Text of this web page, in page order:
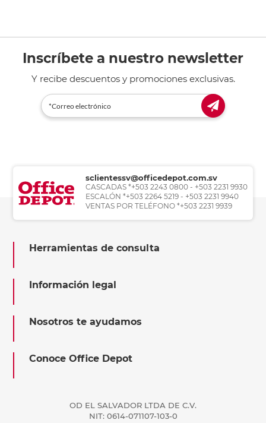
Inscríbete a nuestro newsletter
Y recibe descuentos y promociones exclusivas.
sclientessv@officedepot.com.sv
CASCADAS *+503 2243 0800 - +503 2231 9930
ESCALÓN *+503 2264 5219 - +503 2231 9940
VENTAS POR TELÉFONO *+503 2231 9939
Herramientas de consulta
Información legal
Nosotros te ayudamos
Conoce Office Depot
OD EL SALVADOR LTDA DE C.V.
NIT: 0614-071107-103-0